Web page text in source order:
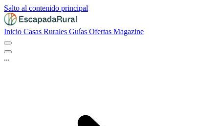
Salto al contenido principal
Inicio Casas Rurales Guías Ofertas Magazine
...